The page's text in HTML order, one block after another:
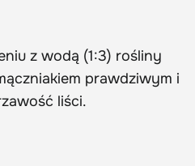
z wodą (1:3) rośliny
prawdziwym i
liści.